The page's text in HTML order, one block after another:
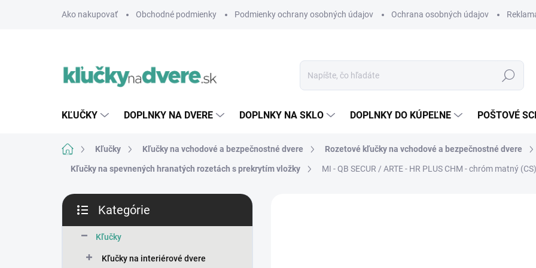
Ako nakupovať Obchodné podmienky Podmienky ochrany osobných údajov Ochrana osobných údajov
Hľadať
KĽUČKY DOPLNKY NA DVERE DOPLNKY NA SKLO DOPLNKY DO KÚPEĽNE POŠTOVÉ
DomovKľučky Kľučky na vchodové a bezpečnostné dvere Rozetové kľučky na vchodové a bezpečnostné dvere
Kľučky na spevnených hranatých rozetách s prekrytím vložky MI - QB SECUR / ARTE - HR PLUS CHM - chróm matný (CS)
B
č
kategórie
Kategórie
Kľučky
Kľučky na interiérové dvere